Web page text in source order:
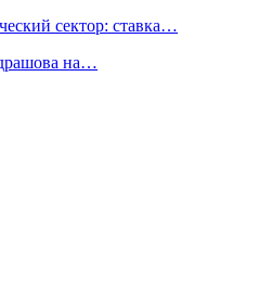
сектор: ставка…
на…